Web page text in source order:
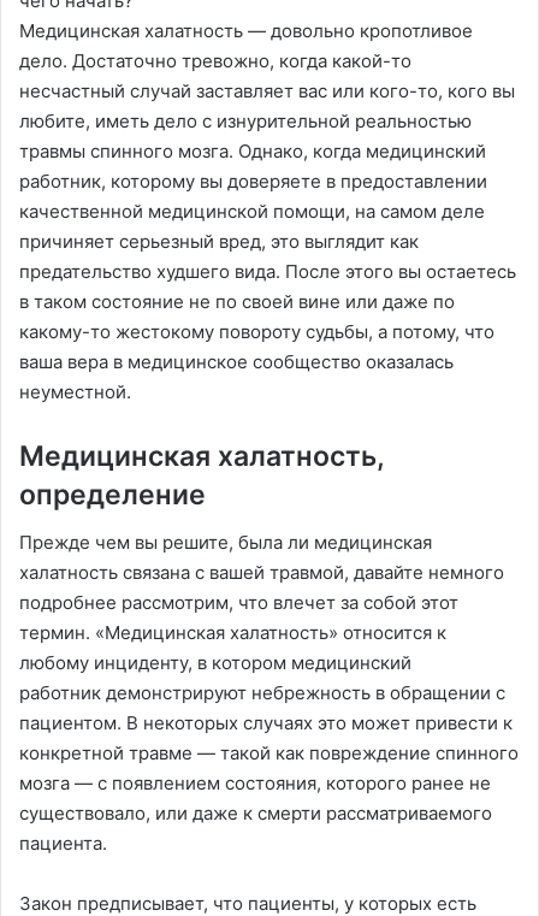
Медицинская халатность — довольно кропотливое
дело. Достаточно тревожно, когда какой-то
несчастный случай заставляет вас или кого-то, кого вы
любите, иметь дело с изнурительной реальностью
травмы спинного мозга. Однако, когда медицинский
работник, которому вы доверяете в предоставлении
качественной медицинской помощи, на самом деле
причиняет серьезный вред, это выглядит как
предательство худшего вида. После этого вы остаетесь
в таком состояние не по своей вине или даже по
какому-то жестокому повороту судьбы, а потому, что
ваша вера в медицинское сообщество оказалась
неуместной.
Медицинская халатность,
определение
Прежде чем вы решите, была ли медицинская
халатность связана с вашей травмой, давайте немного
подробнее рассмотрим, что влечет за собой этот
термин. «Медицинская халатность» относится к
любому инциденту, в котором медицинский
работник демонстрируют небрежность в обращении с
пациентом. В некоторых случаях это может привести к
конкретной травме — такой как повреждение спинного
мозга — с появлением состояния, которого ранее не
существовало, или даже к смерти рассматриваемого
пациента.
Закон предписывает, что пациенты, у которых есть